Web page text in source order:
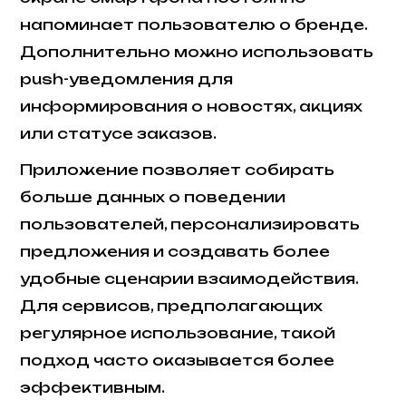
напоминает пользователю о бренде.
Дополнительно можно использовать
push-уведомления для
информирования о новостях, акциях
или статусе заказов.
Приложение позволяет собирать
больше данных о поведении
пользователей, персонализировать
предложения и создавать более
удобные сценарии взаимодействия.
Для сервисов, предполагающих
регулярное использование, такой
подход часто оказывается более
эффективным.